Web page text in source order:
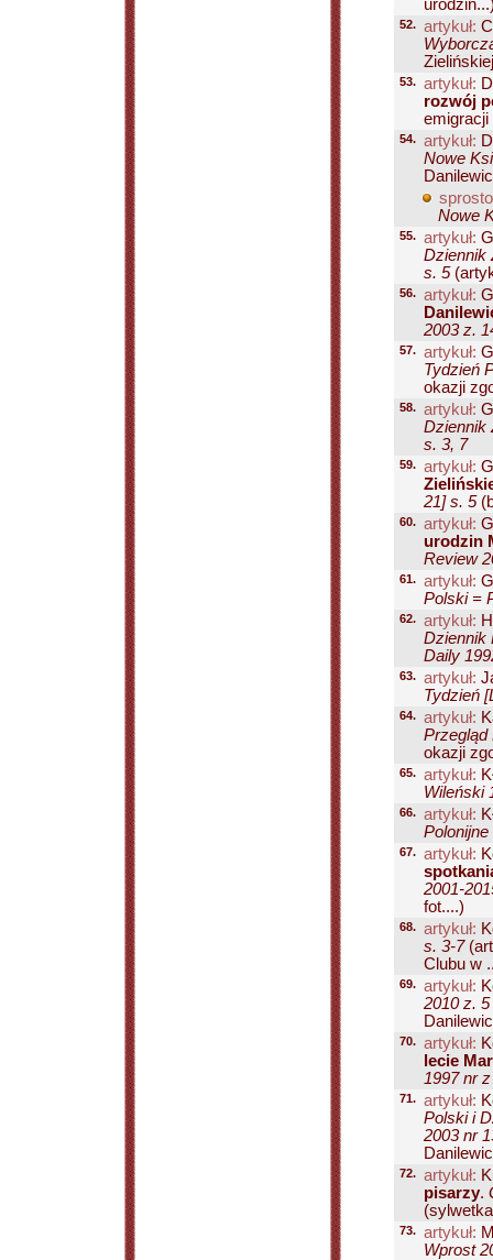
52. artykuł:
53. artykuł:
rozwój
emigracji
54. artykuł:
Nowe
Nowe
55. artykuł:
Dziennik
s. 5
56. artykuł:
2003 z.
57. artykuł:
Tydzień
okazji
58. artykuł:
Dziennik
s. 3, 7
59. artykuł:
21] s. 5
60. artykuł:
urodzin
Review
61. artykuł:
Polski =
62. artykuł:
Dziennik
Daily
63. artykuł:
Tydzień
64. artykuł:
Przegląd
okazji
65. artykuł:
Wileński
66. artykuł:
67. artykuł:
2001-
fot....)
68. artykuł:
s. 3-7
Clubu w
69. artykuł:
2010 z.
70. artykuł:
lecie
1997 nr
71. artykuł:
Polski i
2003 nr
72. artykuł:
pisarzy.
73. artykuł:
Wprost